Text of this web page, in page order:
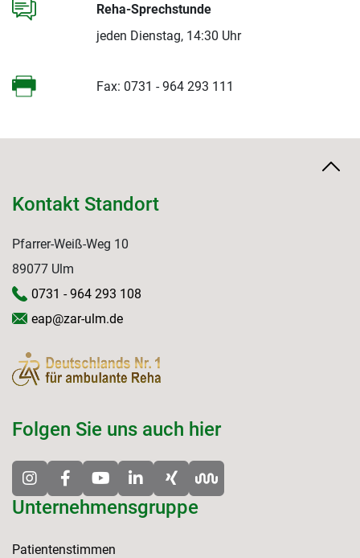
Fax: 0731 - 964 293 111
Reha-Sprechstunde
jeden Dienstag, 14:30 Uhr
Unternehmensgruppe
Patientenstimmen
Kontakt Standort
Pfarrer-Weiß-Weg 10
89077 Ulm
0731 - 964 293 108
eap@zar-ulm.de
Folgen Sie uns auch hier